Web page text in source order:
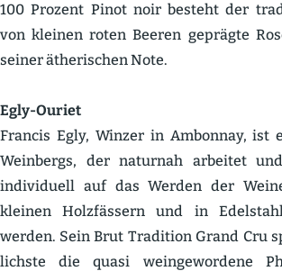
100 Prozent Pinot noir besteht der
von kleinen roten Beeren geprägte
seiner ätheri­schen Note.
Egly-Ouriet
Francis Egly, Winzer in Ambonnay, ist
Weinbergs, der naturnah arbeitet
indivi­duell auf das Werden der
kleinen Holzfässern und in
werden. Sein Brut Tradition Grand Cru
lichste die quasi weinge­wordene